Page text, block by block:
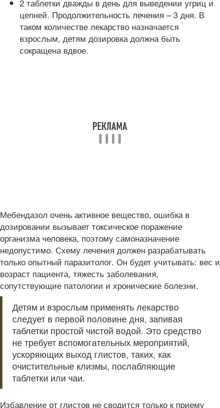
2 таблетки дважды в день для выведении угриц и
цепней. Продолжительность лечения – 3 дня. В
таком количестве лекарство назначается
взрослым, детям дозировка должна быть
сокращена вдвое.
Мебендазол очень активное вещество, ошибка в
дозировании вызывает токсическое поражение
организма человека, поэтому самоназначение
недопустимо. Схему лечения должен разрабатывать
только опытный паразитолог. Он будет учитывать: вес и
возраст пациента, тяжесть заболевания,
сопутствующие патологии и хронические болезни.
Детям и взрослым применять лекарство
следует в первой половине дня, запивая
таблетки простой чистой водой. Это средство
не требует вспомогательных мероприятий,
ускоряющих выход глистов, таких, как
очистительные клизмы, послабляющие
таблетки или чаи.
Избавление от глистов не сводится только к приему